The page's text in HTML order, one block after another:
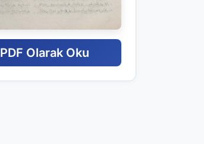
PDF Olarak Oku